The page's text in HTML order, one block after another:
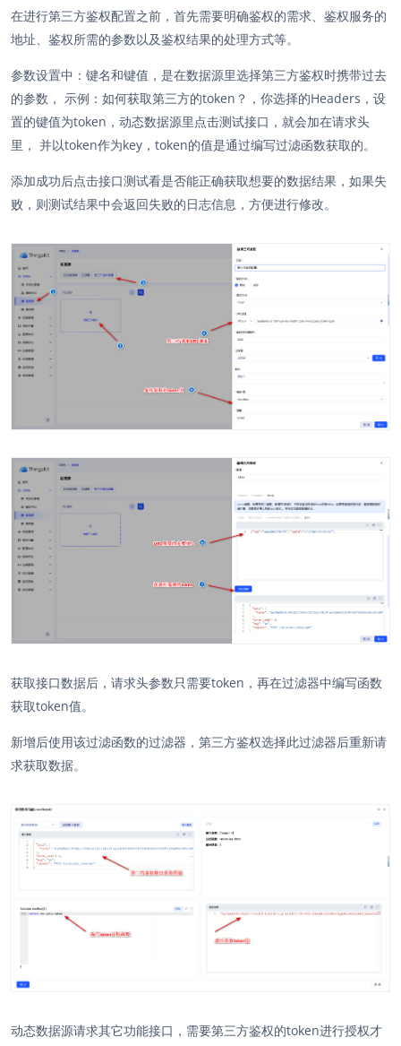
在进行第三方鉴权配置之前，首先需要明确鉴权的需求、鉴权服务的
地址、鉴权所需的参数以及鉴权结果的处理方式等。
参数设置中：键名和键值，是在数据源里选择第三方鉴权时携带过去
的参数， 示例：如何获取第三方的token？，你选择的Headers，设
置的键值为token，动态数据源里点击测试接口，就会加在请求头
里， 并以token作为key，token的值是通过编写过滤函数获取的。
添加成功后点击接口测试看是否能正确获取想要的数据结果，如果失
败，则测试结果中会返回失败的日志信息，方便进行修改。
获取接口数据后，请求头参数只需要token，再在过滤器中编写函数
获取token值。
新增后使用该过滤函数的过滤器，第三方鉴权选择此过滤器后重新请
求获取数据。
动态数据源请求其它功能接口，需要第三方鉴权的token进行授权才